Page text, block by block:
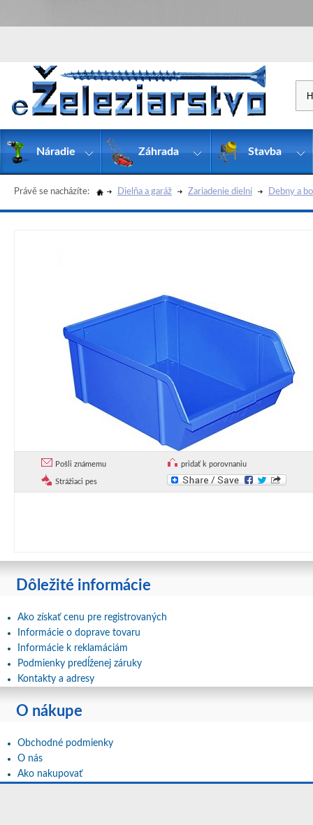
Právě se nacházíte: Dielňa a garáž Zariadenie dielní Debny a
Pošli známemu pridať k porovnaniu
Strážiaci pes
Dôležité informácie
Ako získať cenu pre registrovaných
Informácie o doprave tovaru
Informácie k reklamáciám
Podmienky predĺženej záruky
Kontakty a adresy
O nákupe
Obchodné podmienky
O nás
Ako nakupovať
Náradie Záhrada Stavba